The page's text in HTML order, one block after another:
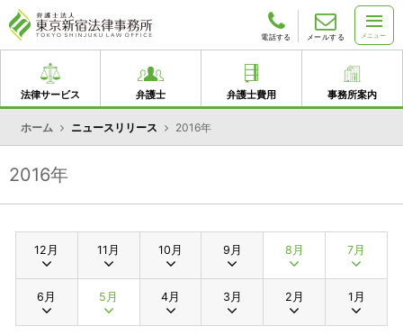
電話する メールする メニュー
法律サービス 弁護士 弁護士費用 事務所案内
ホーム ニュースリリース 2016年
2016年
12月 11月 10月 9月 8月 7月
6月 5月 4月 3月 2月 1月